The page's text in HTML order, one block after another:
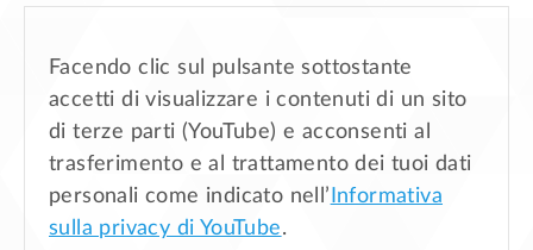
Facendo clic sul pulsante sottostante
accetti di visualizzare i contenuti di un sito
di terze parti (YouTube) e acconsenti al
trasferimento e al trattamento dei tuoi dati
personali come indicato nell’ Informativa
sulla privacy di YouTube.